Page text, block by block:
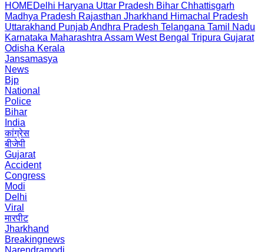
HOMEDelhi Haryana Uttar Pradesh Bihar Chhattisgarh
Madhya Pradesh Rajasthan Jharkhand Himachal Pradesh
Uttarakhand PunjabAndhra Pradesh Telangana Tamil Nadu
Karnataka Maharashtra Assam West Bengal Tripura Gujarat
Odisha Kerala
Jansamasya
News
Bjp
National
Police
Bihar
India
कांग्रेस
बीजेपी
Gujarat
Accident
Congress
Modi
Delhi
Viral
मारपीट
Jharkhand
Breakingnews
Narendramodi